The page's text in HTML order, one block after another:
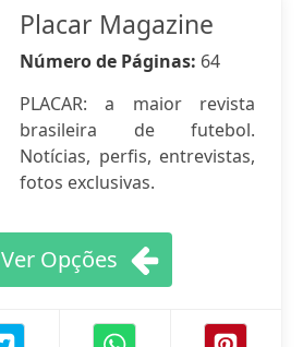
Placar Magazine
Número de Páginas: 64
PLACAR: a maior revista
brasileira de futebol.
Notícias, perfis, entrevistas,
fotos exclusivas.
Ver Opções